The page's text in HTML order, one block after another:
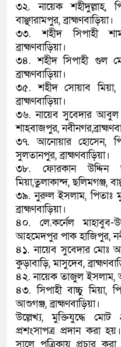
৩২. নায়েক শহীদুল্লাহ,
বাঞ্ছারামপুর, ব্রাহ্মণবাড়িয়া।
৩৩. শহীদ সিপাহী
ব্রাহ্মণবাড়িয়া।
৩৪. শহীদ সিপাহী গুল
ব্রাহ্মণবাড়িয়া।
৩৫. শহীদ সোয়াব
ব্রাহ্মণবাড়িয়া।
৩৬. নায়েব সুবেদার আবুল
শাহবাজপুর,
৩৭. আনোয়ার হোসেন,
সুলতানপুর, ব্রাহ্মণবাড়িয়া।
৩৮. ফোরকান উদ্দিন
মিয়া,তুলাকান্দ, ছলিমগঞ্জ,
৩৯. নুরুল ইসলাম, পিতাঃ
ব্রাহ্মণবাড়িয়া।
৪০. লে.কর্নেল
আহমেদপুর পাক হাজিপুর,
৪১. নায়েব সুবেদার মোঃ
কুড়াবাড়ি, মাসুদেব,
৪২. নায়েক তাজুল ইসলাম,
৪৩. সিপাহী বাচ্চু মিয়া,
আশুগঞ্জ, ব্রাহ্মণবাড়িয়া।
উল্লেখ্য, মুক্তিযুদ্ধে
প্রশংসাপত্র প্রদান করা